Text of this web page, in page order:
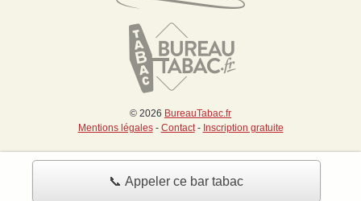
📞 Appeler ce bar tabac
© 2026 BureauTabac.fr
Mentions légales- Contact- Inscription gratuite